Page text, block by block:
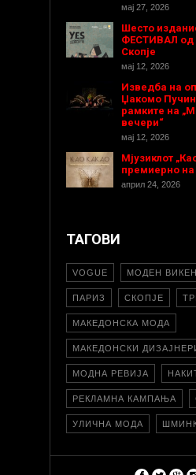
мај 27, 2026
Шесто
ФЕСТИВАЛ од
Скопје
мај 12, 2026
Изведба на
Џакомо
рамките на
вечери“
мај 12, 2026
Мјузиклот
премиерно на
април 24, 2026
ТАГОВИ
VOGUE МОДЕН
ПАРИЗ СКОПЈЕ
МАКЕДОНСКА МОДА
МАКЕДОНСКИ
МОДНА РЕВИЈА
РЕКЛАМНА КАМПАЊА
УЛИЧНА МОДА